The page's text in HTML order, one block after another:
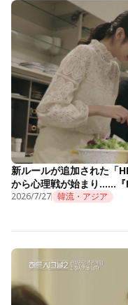
新ルールが追加された「
から心理戦が始まり……
2026/7/27 韓流・アジア